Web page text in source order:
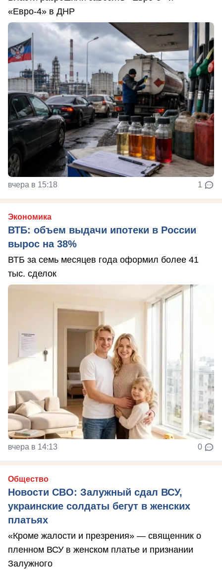
«Евро-4» в ДНР
вчера в 15:18 1
Экономика
ВТБ: объем выдачи ипотеки в России
вырос на 38%
ВТБ за семь месяцев года оформил более 41
тыс. сделок
вчера в 14:13 0
Общество
Новости СВО: Залужный сдал ВСУ,
украинские солдаты бегут в женских
платьях
«Кроме жалости и презрения» — священник о
пленном ВСУ в женском платье и признании
Залужного